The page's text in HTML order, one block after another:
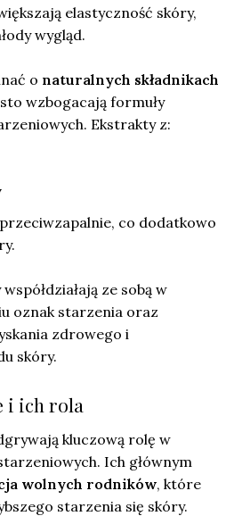
elastyczność skóry,
wygląd.
o naturalnych składnikach
wzbogacają formuły
Ekstrakty z:
przeciwzapalnie, co dodatkowo
ze sobą w
oznak starzenia oraz
zdrowego i
skóry.
i ich rola
kluczową rolę w
Ich głównym
wolnych rodników, które
starzenia się skóry.